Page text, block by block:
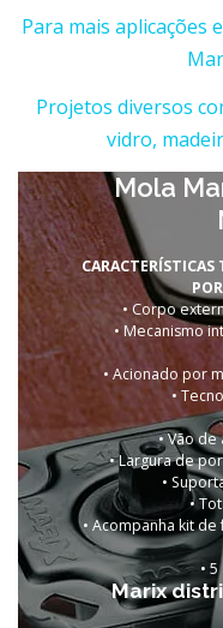
Para mais aplicações
Projetos diversos
vidro,
Mola
• Corpo
• Mecanismo
• Acionado por
•
• Vão
• Largura de
•
•
• Acompanha kit
• 5
Marix